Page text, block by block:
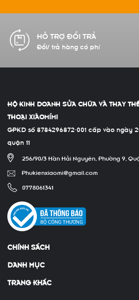
HỖ TRỢ ĐỔI TRẢ
Đổi/ trả hàng có phí
HỘ KINH DOANH SỬA CHỮA VÀ THAY
THOẠI XIÀOMÍMI
GPKD số 8784296872-001 cấp vào ngày
quận 11
256/90/3 Hàn Hải Nguyên, Phường 9,
Phukienxiaomi@gmail.com
0778061341
CHÍNH SÁCH
DANH MỤC
TRANG KHÁC